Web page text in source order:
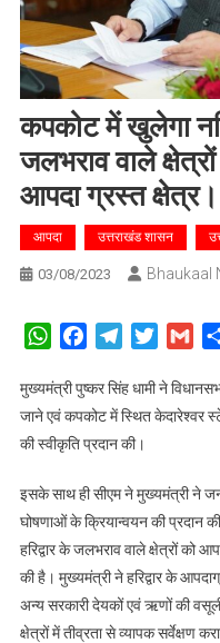
कपकोट में खुलेगा
जलभराव वाले
आपदा ग्रस्त क्षेत्र।
आपदा उत्तराखंड शासन
03/08/2023 Bhaukaal
WhatsAppFacebookTelegramTwitter
मुख्यमंत्री पुष्कर सिंह धामी ने
जाने एवं कपकोट में स्थित केदारेश्वर
की स्वीकृति प्रदान की।
इसके साथ ही सीएम ने मुख्यमंत्री ने
घोषणाओं के क्रियान्वयन की प्रदान
हरिद्वार के जलभराव वाले क्षेत्रों को
की है। मुख्यमंत्री ने हरिद्वार के
अन्य सरकारी देयकों एवं ऋणों की
क्षेत्रों में तीव्रता से व्यापक सर्वेक्षण